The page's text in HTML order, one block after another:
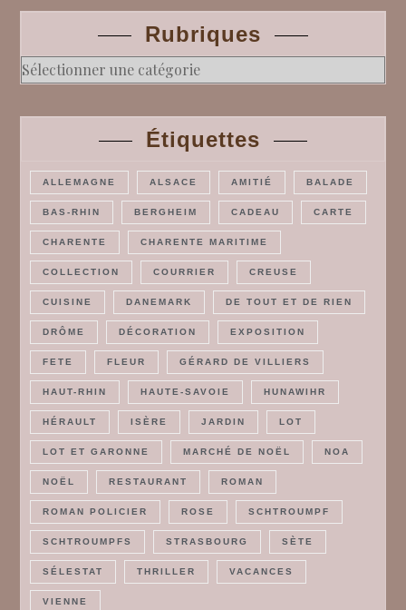
Rubriques
Rubriques
Étiquettes
ALLEMAGNE ALSACE AMITIÉ BALADE
BAS-RHIN BERGHEIM CADEAU CARTE
CHARENTE CHARENTE MARITIME
COLLECTION COURRIER CREUSE
CUISINE DANEMARK DE TOUT ET DE RIEN
DRÔME DÉCORATION EXPOSITION
FETE FLEUR GÉRARD DE VILLIERS
HAUT-RHIN HAUTE-SAVOIE HUNAWIHR
HÉRAULT ISÈRE JARDIN LOT
LOT ET GARONNE MARCHÉ DE NOËL NOA
NOËL RESTAURANT ROMAN
ROMAN POLICIER ROSE SCHTROUMPF
SCHTROUMPFS STRASBOURG SÈTE
SÉLESTAT THRILLER VACANCES
VIENNE